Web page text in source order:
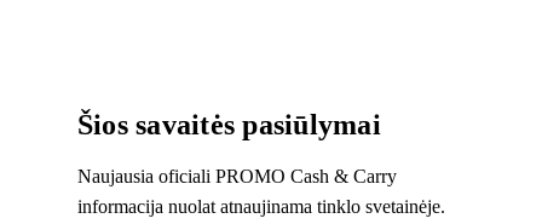
Šios savaitės pasiūlymai
Naujausia oficiali PROMO Cash & Carry
informacija nuolat atnaujinama tinklo svetainėje.